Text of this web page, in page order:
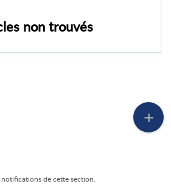
non trouvés
de cette section.